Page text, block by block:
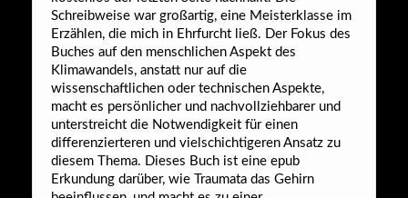
Schreibweise war großartig, eine Meisterklasse im
Erzählen, die mich in Ehrfurcht ließ. Der Fokus des
Buches auf den menschlichen Aspekt des
Klimawandels, anstatt nur auf die
wissenschaftlichen oder technischen Aspekte,
macht es persönlicher und nachvollziehbarer und
unterstreicht die Notwendigkeit für einen
differenzierteren und vielschichtigeren Ansatz zu
diesem Thema. Dieses Buch ist eine epub
Erkundung darüber, wie Traumata das Gehirn